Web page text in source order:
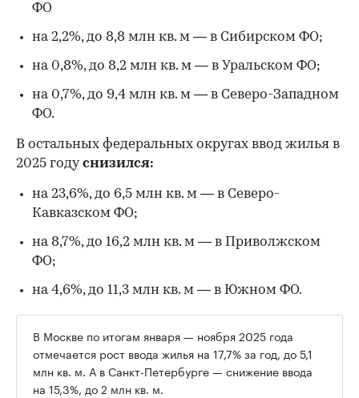
ФО
на 2,2%, до 8,8 млн кв. м — в Сибирском ФО;
на 0,8%, до 8,2 млн кв. м — в Уральском ФО;
на 0,7%, до 9,4 млн кв. м — в Северо-Западном
ФО.
В остальных федеральных округах ввод жилья в
2025 годуснизился:
на 23,6%, до 6,5 млн кв. м — в Северо-
Кавказском ФО;
на 8,7%, до 16,2 млн кв. м — в Приволжском
ФО;
на 4,6%, до 11,3 млн кв. м — в Южном ФО.
В Москве по итогам января — ноября 2025 года
отмечается рост ввода жилья на 17,7% за год, до 5,1
млн кв. м. А в Санкт-Петербурге — снижение ввода
на 15,3%, до 2 млн кв. м.